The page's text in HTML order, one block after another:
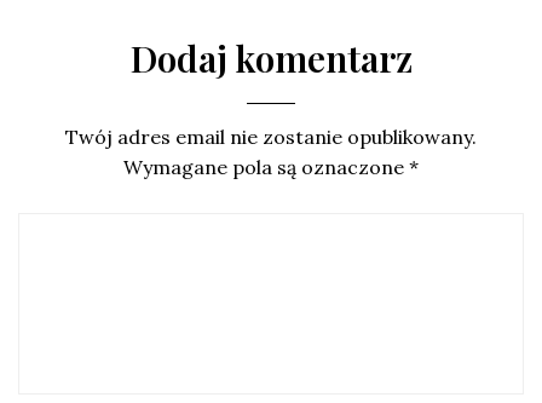
Dodaj komentarz
Twój adres email nie zostanie opublikowany.
Wymagane pola są oznaczone *